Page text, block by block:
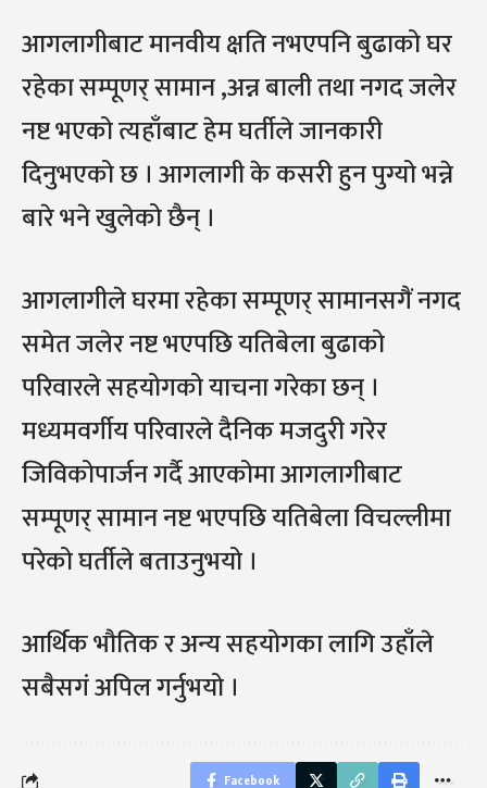
आगलागीबाट मानवीय क्षति नभएपनि बुढाको घर
रहेका सम्पूणर् सामान ,अन्न बाली तथा नगद जलेर
नष्ट भएको त्यहाँबाट हेम घर्तीले जानकारी
दिनुभएको छ । आगलागी के कसरी हुन पुग्यो भन्ने
बारे भने खुलेको छैन् ।
आगलागीले घरमा रहेका सम्पूणर् सामानसगैं नगद
समेत जलेर नष्ट भएपछि यतिबेला बुढाको
परिवारले सहयोगको याचना गरेका छन् ।
मध्यमवर्गीय परिवारले दैनिक मजदुरी गरेर
जिविकोपार्जन गर्दै आएकोमा आगलागीबाट
सम्पूणर् सामान नष्ट भएपछि यतिबेला विचल्लीमा
परेको घर्तीले बताउनुभयो ।
आर्थिक भौतिक र अन्य सहयोगका लागि उहाँले
सबैसगं अपिल गर्नुभयो ।
Facebook